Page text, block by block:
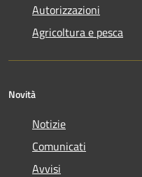
Autorizzazioni
Agricoltura e pesca
Novità
Notizie
Comunicati
Avvisi